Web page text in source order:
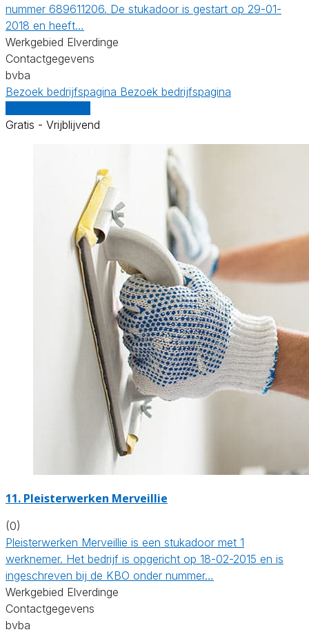
nummer 689611206. De stukadoor is gestart op 29-01-
2018 en heeft…
Werkgebied Elverdinge
Contactgegevens
bvba
Bezoek bedrijfspagina Bezoek bedrijfspagina
Gratis - Vrijblijvend
11. Pleisterwerken Merveillie
(0)
Pleisterwerken Merveillie is een stukadoor met 1
werknemer. Het bedrijf is opgericht op 18-02-2015 en is
ingeschreven bij de KBO onder nummer…
Werkgebied Elverdinge
Contactgegevens
bvba